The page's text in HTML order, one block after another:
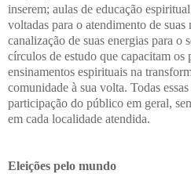
inserem; aulas de educação
voltadas para o atendimento de suas
canalização de suas energias para o
círculos de estudo que capacitam os
ensinamentos espirituais na
comunidade à sua volta. Todas
participação do público em geral,
em cada localidade atendida.
Eleições pelo mundo